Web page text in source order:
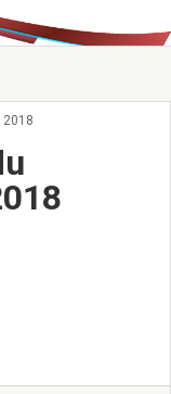
2018